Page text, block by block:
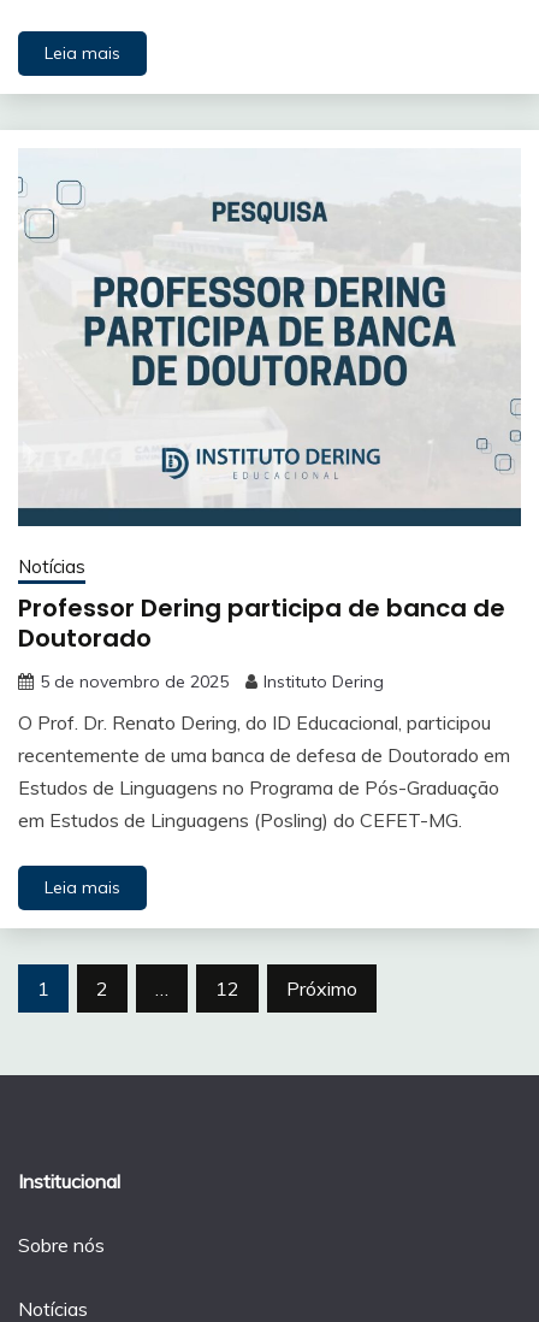
Leia mais
Notícias
Professor Dering participa de banca de
Doutorado
5 de novembro de 2025 Instituto Dering
O Prof. Dr. Renato Dering, do ID Educacional, participou
recentemente de uma banca de defesa de Doutorado em
Estudos de Linguagens no Programa de Pós-Graduação
em Estudos de Linguagens (Posling) do CEFET-MG.
Leia mais
Paginação
posts
1 2 12 Próximo
Institucional
Sobre nós
Notícias